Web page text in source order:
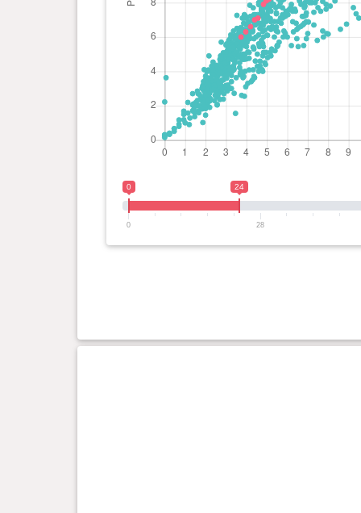
0 ano(s), 4 mês(es) e 29 dia(s) 8.1 kg
0 ano(s), 4 mês(es) e 25 dia(s)
0 ano(s), 4 mês(es) e 17 dia(s)
0 ano(s), 4 mês(es) e 6 dia(s) 6.6 kg
0 24
0 28